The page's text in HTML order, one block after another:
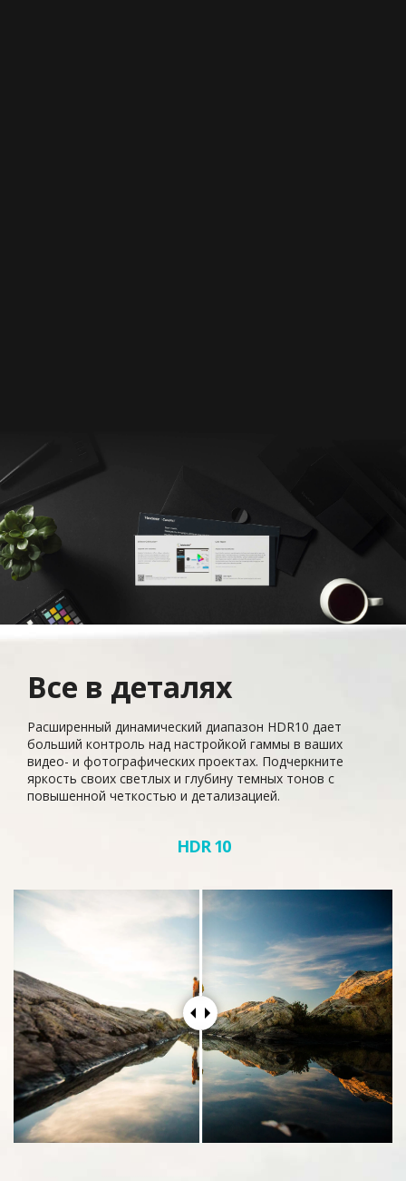
Все в деталях
Расширенный динамический диапазон HDR10 дает
больший контроль над настройкой гаммы в ваших
видео- и фотографических проектах. Подчеркните
яркость своих светлых и глубину темных тонов с
повышенной четкостью и детализацией.
HDR 10